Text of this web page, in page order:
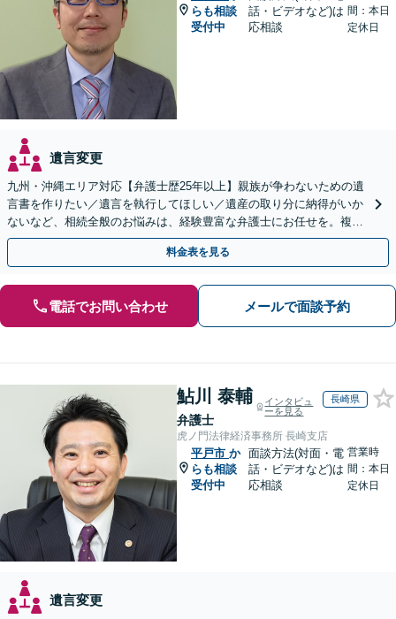
らも相談
受付中
話・ビデオなど)は
応相談
間：本日
定休日
遺言変更
九州・沖縄エリア対応【弁護士歴25年以上】親族が争わないための遺
言書を作りたい／遺言を執行してほしい／遺産の取り分に納得がいか
ないなど、相続全般のお悩みは、経験豊富な弁護士にお任せを。複雑
な問題も粘り強く対応し、解決に導きます。
料金表を見る
電話でお問い合わせ メールで面談予約
鮎川 泰輔
弁護士
インタビュ
ーを見る
長崎県
虎ノ門法律経済事務所 長崎支店
平戸市 か
らも相談
受付中
面談方法(対面・電
話・ビデオなど)は
応相談
営業時
間：本日
定休日
遺言変更